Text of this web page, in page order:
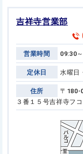
吉祥寺営業部
営業時間 09:30
定休日 水曜日
住所
〒180-
３番１５号吉祥寺フ